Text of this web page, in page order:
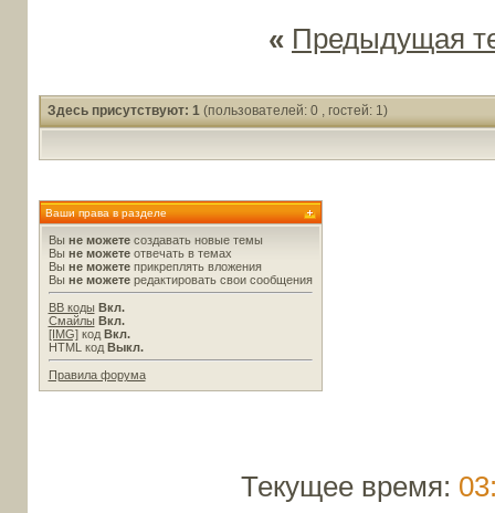
« Предыдущая
Здесь присутствуют: 1 (пользователей: 0 , гостей: 1)
Ваши права в разделе
Вы не можетесоздавать новые темы
Вы не можетеотвечать в темах
Вы не можетеприкреплять вложения
Вы не можетередактировать свои сообщения
BB коды Вкл.
Смайлы Вкл.
[IMG]код Вкл.
HTML код Выкл.
Правила форума
Текущее время: